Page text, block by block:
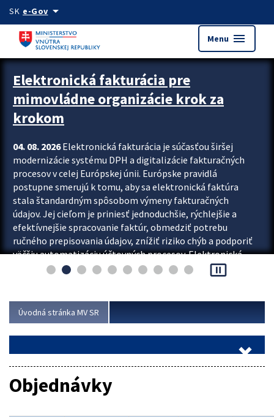
Preskocit na hlavný obsah
SK e-Govarrow_drop_down
Menu menu
Zastavit automatický posun upútavok
Elektronická fakturácia pre
mimovládne organizácie krok za
krokom
04. 08. 2026Elektronická fakturácia je súčasťou širšej
modernizácie systému DPH a digitalizácie fakturačných
procesov v celej Európskej únii. Európske pravidlá
postupne smerujú k tomu, aby sa elektronická faktúra
stala štandardným spôsobom výmeny fakturačných
údajov. Jej cieľom je priniesť jednoduchšie, rýchlejšie a
efektívnejšie spracovanie faktúr, obmedziť potrebu
ručného prepisovania údajov, znížiť riziko chýb a podporiť
väčšiu automatizáciu účtovných procesov. Elektronická
fakturácia preto nepredstavuje...
pause_presentation
Úvodná stránka MV SR
Objednávky